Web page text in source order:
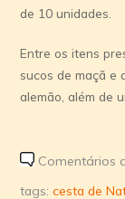
de 10 unidades.
Entre os itens
sucos de maçã e
alemão, além de
Comentários
tags:cesta de